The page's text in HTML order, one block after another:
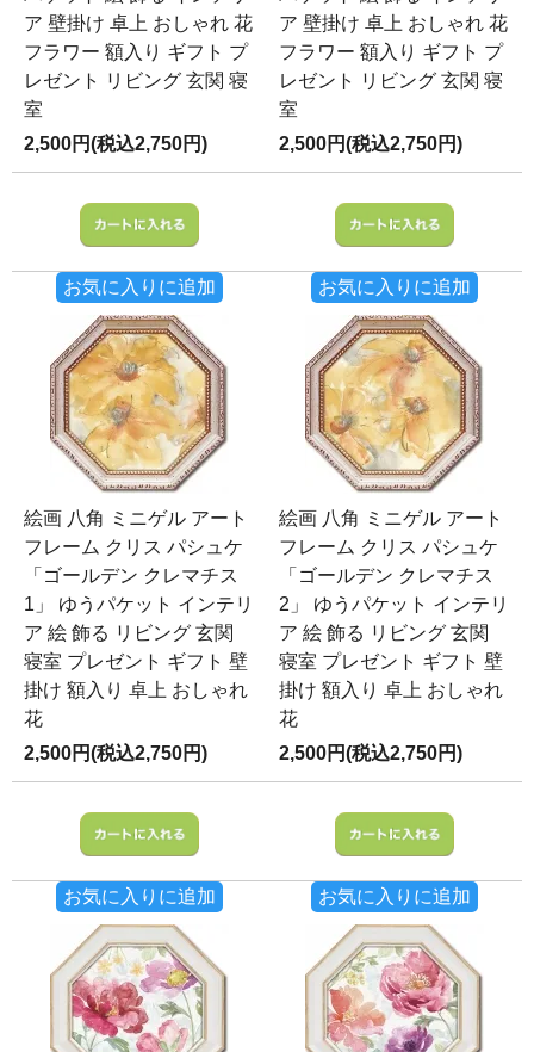
ア 壁掛け 卓上 おしゃれ 花
フラワー 額入り ギフト プ
レゼント リビング 玄関 寝
室
2,500円(税込2,750円)
お気に入りに追加
ア 壁掛け 卓上 おしゃれ 花
フラワー 額入り ギフト プ
レゼント リビング 玄関 寝
室
2,500円(税込2,750円)
お気に入りに追加
絵画 八角 ミニゲル アート
フレーム クリス パシュケ
「ゴールデン クレマチス
1」 ゆうパケット インテリ
ア 絵 飾る リビング 玄関
寝室 プレゼント ギフト 壁
掛け 額入り 卓上 おしゃれ
花
2,500円(税込2,750円)
お気に入りに追加
絵画 八角 ミニゲル アート
フレーム クリス パシュケ
「ゴールデン クレマチス
2」 ゆうパケット インテリ
ア 絵 飾る リビング 玄関
寝室 プレゼント ギフト 壁
掛け 額入り 卓上 おしゃれ
花
2,500円(税込2,750円)
お気に入りに追加